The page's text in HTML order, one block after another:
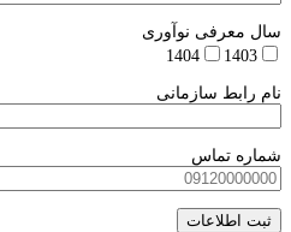
سال معرفی نوآوری
1403
1404
نام رابط سازمانی
شماره تماس